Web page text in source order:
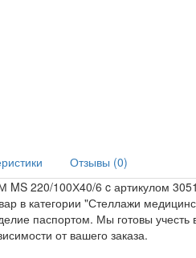
Отзывы (0)
220/100Х40/6 c артикулом
в категории "Стеллажи
паспортом. Мы готовы
от вашего заказа.